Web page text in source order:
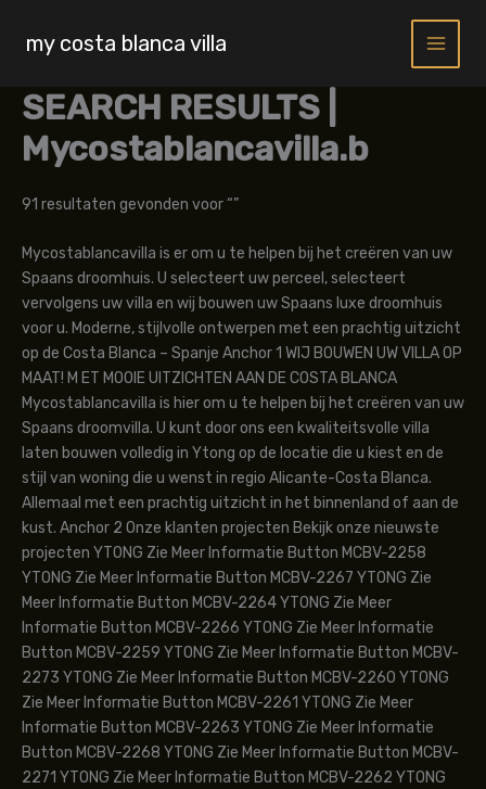
content
my costa blanca villa
SEARCH RESULTS |
Mycostablancavilla.b
91 resultaten gevonden voor “”
Mycostablancavilla is er om u te helpen bij het creëren van uw
Spaans droomhuis. U selecteert uw perceel, selecteert
vervolgens uw villa en wij bouwen uw Spaans luxe droomhuis
voor u. Moderne, stijlvolle ontwerpen met een prachtig uitzicht
op de Costa Blanca – Spanje Anchor 1 WIJ BOUWEN UW VILLA OP
MAAT! M ET MOOIE UITZICHTEN AAN DE COSTA BLANCA
Mycostablancavilla is hier om u te helpen bij het creëren van uw
Spaans droomvilla. U kunt door ons een kwaliteitsvolle villa
laten bouwen volledig in Ytong op de locatie die u kiest en de
stijl van woning die u wenst in regio Alicante-Costa Blanca.
Allemaal met een prachtig uitzicht in het binnenland of aan de
kust. Anchor 2 Onze klanten projecten Bekijk onze nieuwste
projecten YTONG Zie Meer Informatie Button MCBV-2258
YTONG Zie Meer Informatie Button MCBV-2267 YTONG Zie
Meer Informatie Button MCBV-2264 YTONG Zie Meer
Informatie Button MCBV-2266 YTONG Zie Meer Informatie
Button MCBV-2259 YTONG Zie Meer Informatie Button MCBV-
2273 YTONG Zie Meer Informatie Button MCBV-2260 YTONG
Zie Meer Informatie Button MCBV-2261 YTONG Zie Meer
Informatie Button MCBV-2263 YTONG Zie Meer Informatie
Button MCBV-2268 YTONG Zie Meer Informatie Button MCBV-
2271 YTONG Zie Meer Informatie Button MCBV-2262 YTONG